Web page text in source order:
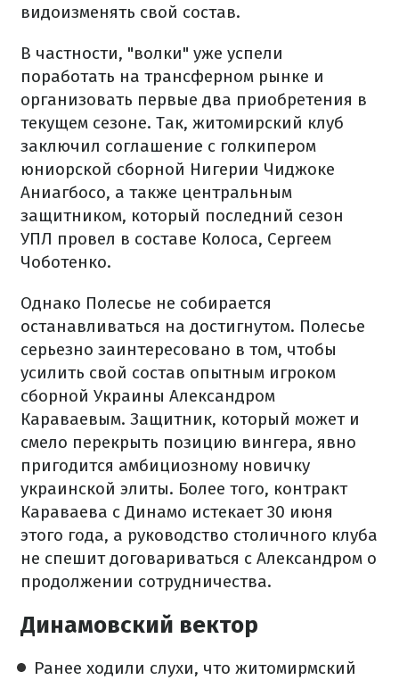
видоизменять свой состав.
В частности, "волки" уже успели
поработать на трансферном рынке и
организовать первые два приобретения в
текущем сезоне. Так, житомирский клуб
заключил соглашение с голкипером
юниорской сборной Нигерии Чиджоке
Аниагбосо, а также центральным
защитником, который последний сезон
УПЛ провел в составе Колоса, Сергеем
Чоботенко.
Однако Полесье не собирается
останавливаться на достигнутом. Полесье
серьезно заинтересовано в том, чтобы
усилить свой состав опытным игроком
сборной Украины Александром
Караваевым. Защитник, который может и
смело перекрыть позицию вингера, явно
пригодится амбициозному новичку
украинской элиты. Более того, контракт
Караваева с Динамо истекает 30 июня
этого года, а руководство столичного клуба
не спешит договариваться с Александром о
продолжении сотрудничества.
Динамовский вектор
Ранее ходили слухи, что житомирмский